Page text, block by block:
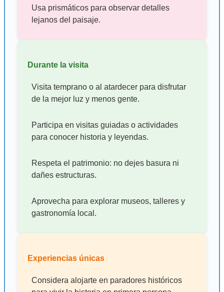
Usa prismáticos para observar detalles
lejanos del paisaje.
Durante la visita
Visita temprano o al atardecer para disfrutar
de la mejor luz y menos gente.
Participa en visitas guiadas o actividades
para conocer historia y leyendas.
Respeta el patrimonio: no dejes basura ni
dañes estructuras.
Aprovecha para explorar museos, talleres y
gastronomía local.
Experiencias únicas
Considera alojarte en paradores históricos